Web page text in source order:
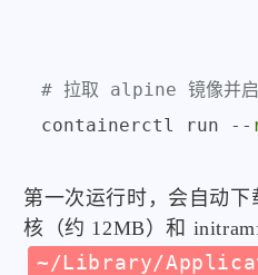
# 拉取 alpine 镜像并
containerctl run --
第一次运行时，会自动
核（约 12MB）和
~/Library/